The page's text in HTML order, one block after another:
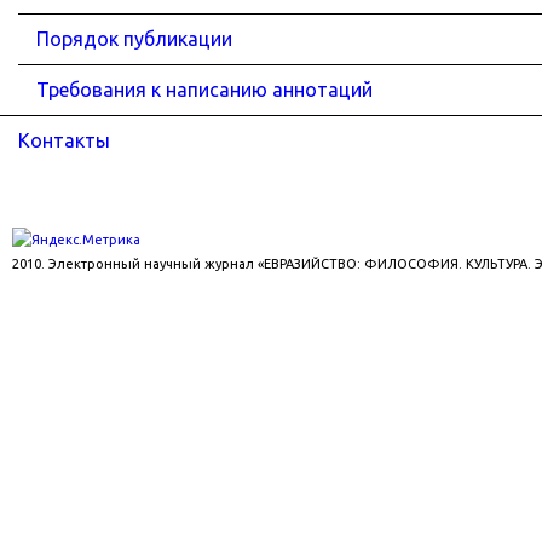
Порядок публикации
Требования к написанию аннотаций
Контакты
2010. Электронный научный журнал «ЕВРАЗИЙСТВО: ФИЛОСОФИЯ. КУЛЬТУРА.